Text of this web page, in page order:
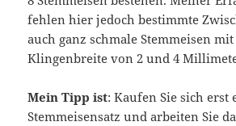
fehlen hier jedoch bestimmte
auch ganz schmale Stemmeisen
Klingenbreite von 2 und 4
Mein Tipp ist: Kaufen Sie sich erst
Stemmeisensatz und arbeiten Sie